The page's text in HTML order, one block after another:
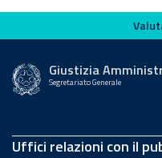
Valuta questo
Giustizia
Segretariato Generale
Uffici relazioni con il